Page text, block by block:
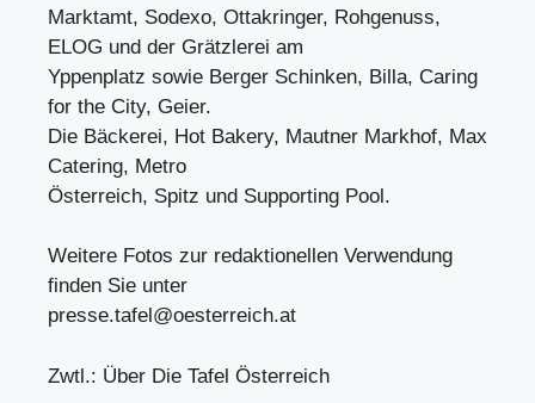
Marktamt, Sodexo, Ottakringer, Rohgenuss,
ELOG und der Grätzlerei am
Yppenplatz sowie Berger Schinken, Billa, Caring
for the City, Geier.
Die Bäckerei, Hot Bakery, Mautner Markhof, Max
Catering, Metro
Österreich, Spitz und Supporting Pool.
Weitere Fotos zur redaktionellen Verwendung
finden Sie unter
presse.tafel@oesterreich.at
Zwtl.: Über Die Tafel Österreich